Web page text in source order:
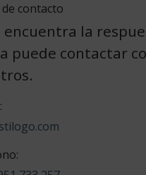
contacto
encuentra la
puede contactar